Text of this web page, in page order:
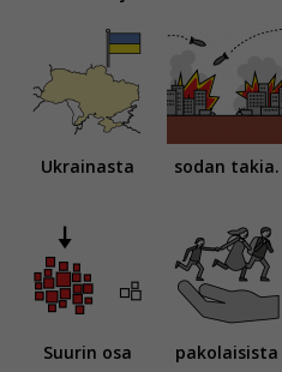
Ukrainasta sodan takia.
Suurin osa pakolaisista